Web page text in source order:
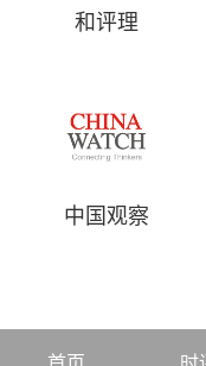
和评理
中国观察